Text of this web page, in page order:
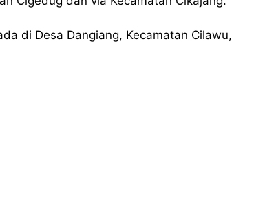
di Desa Dangiang, Kecamatan Cilawu,